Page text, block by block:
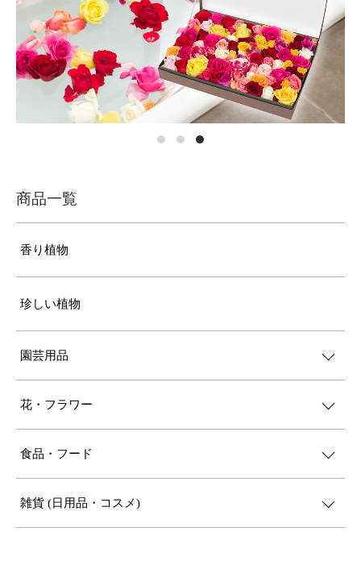
商品一覧
香り植物
珍しい植物
園芸用品
花・フラワー
食品・フード
雑貨 (日用品・コスメ)